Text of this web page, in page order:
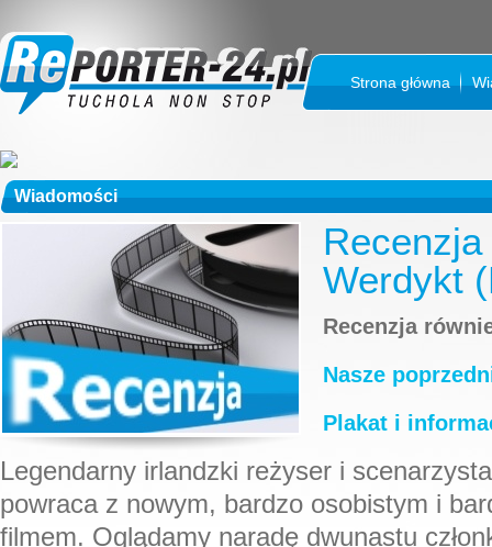
Strona główna
Wiadomości
Werdykt
Recenzja
Nasze
Plakat i
Legendarny irlandzki reżyser i
powraca z nowym, bardzo osobistym i
filmem. Oglądamy naradę dwunastu